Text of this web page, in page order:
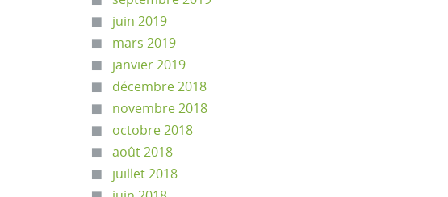
juin 2019
mars 2019
janvier 2019
décembre 2018
novembre 2018
octobre 2018
août 2018
juillet 2018